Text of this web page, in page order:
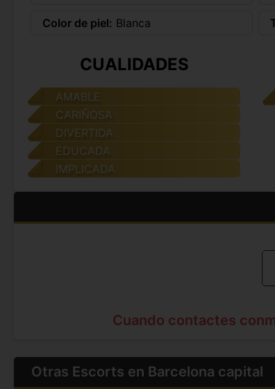
Color de piel: Blanca
CUALIDADES
AMABLE
CARIÑOSA
DIVERTIDA
EDUCADA
IMPLICADA
Cuando contactes
Otras Escorts en Barcelona capital